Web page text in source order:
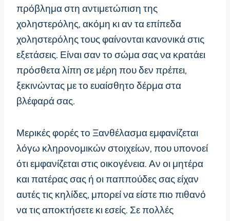
πρόβλημα στη αντιμετώπιση της
χοληστερόλης, ακόμη κι αν τα επίπεδα
χοληστερόλης τους φαίνονται κανονικά στις
εξετάσεις. Είναι σαν το σώμα σας να κρατάει
πρόσθετα λίπη σε μέρη που δεν πρέπει,
ξεκινώντας με το ευαίσθητο δέρμα στα
βλέφαρά σας.
Μερικές φορές το Ξανθέλασμα εμφανίζεται
λόγω κληρονομικών στοιχείων, που υπονοεί
ότι εμφανίζεται στις οικογένεια. Αν οι μητέρα
και πατέρας σας ή οι παππούδες σας είχαν
αυτές τις κηλίδες, μπορεί να είστε πιο πιθανό
να τις αποκτήσετε κι εσείς. Σε πολλές